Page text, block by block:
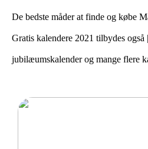
De bedste måder at finde og købe
Gratis kalendere 2021 tilbydes også
jubilæumskalender og mange flere